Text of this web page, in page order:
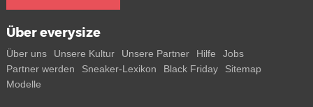
Über everysize
Über uns Unsere Kultur Unsere Partner Hilfe
Jobs
Partner werden
Sneaker-Lexikon Black Friday
Sitemap
Modelle